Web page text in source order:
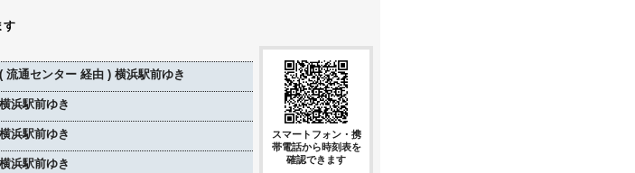
す
( 流通センター 経由 ) 横浜駅前ゆき
浜駅前ゆき
浜駅前ゆき
浜駅前ゆき
スマートフォン・携
帯電話から時刻表を
確認できます